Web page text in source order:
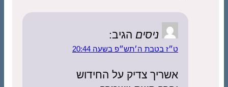
ניסים הגיב:
ט״ז בטבת ה׳תש״פ בשעה 20:44
אשריך צדיק על החידוש